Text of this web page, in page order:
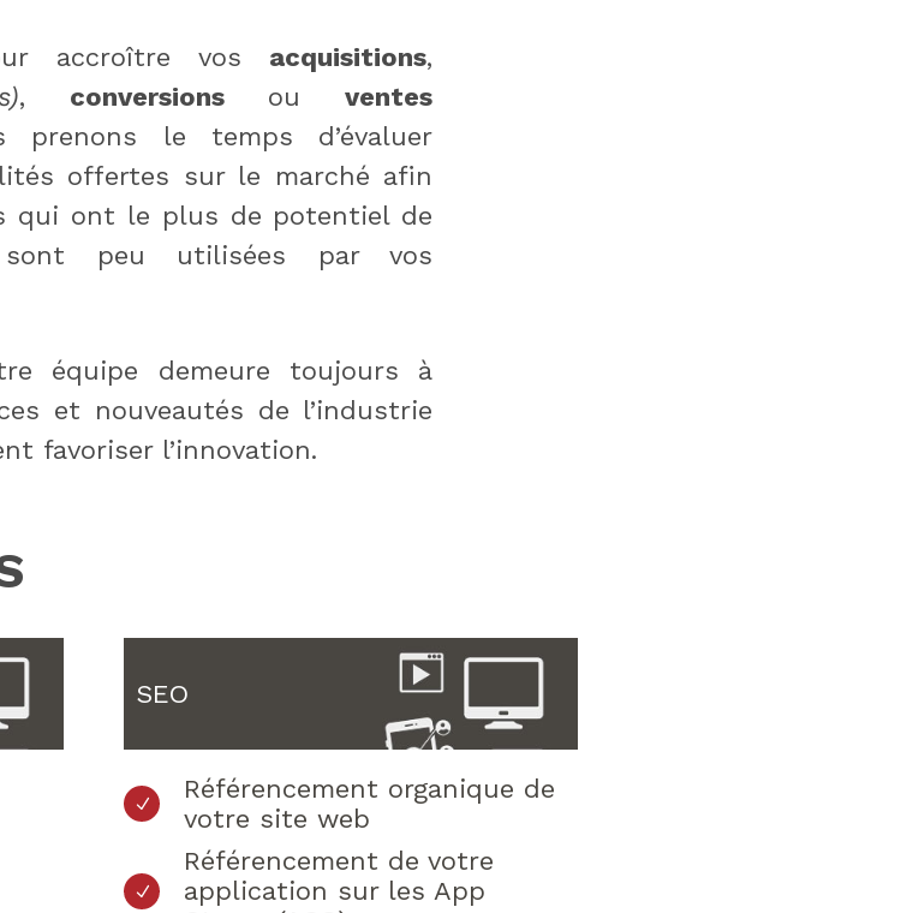
accroître vos acquisitions,
, conversionsouventes
prenons le temps d’évaluer
offertes sur le marché afin
qui ont le plus de potentiel de
peu utilisées par vos
équipe demeure toujours à
et nouveautés de l’industrie
favoriser l’innovation.
SEO
Référencement organique de
votre site web
Référencement de votre
application sur les App